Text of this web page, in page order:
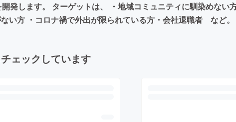
発します。 ターゲットは、 ・地域コミュニティに馴染めない
い方 ・コロナ禍で外出が限られている方・会社退職者 など。
ェックしています